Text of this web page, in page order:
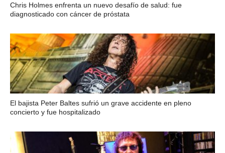
Chris Holmes enfrenta un nuevo desafío de salud: fue
diagnosticado con cáncer de próstata
El bajista Peter Baltes sufrió un grave accidente en pleno
concierto y fue hospitalizado